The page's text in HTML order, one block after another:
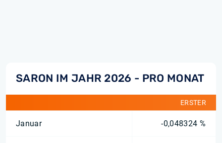
SARON IM JAHR 2026 - PRO MONAT
ERSTER
Januar -0,048324 %